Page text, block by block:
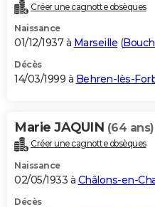
Créer une cagnotte obsèques
Naissance
01/12/1937 à Marseille (
Décès
14/03/1999 à Behren-lès-
Marie JAQUIN (64 ans)
Créer une cagnotte obsèques
Naissance
02/05/1933 à Châlons-en-
Décès